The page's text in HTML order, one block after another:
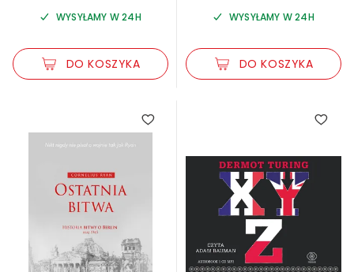
WYSYŁAMY W 24H
DO KOSZYKA
WYSYŁAMY W 24H
DO KOSZYKA